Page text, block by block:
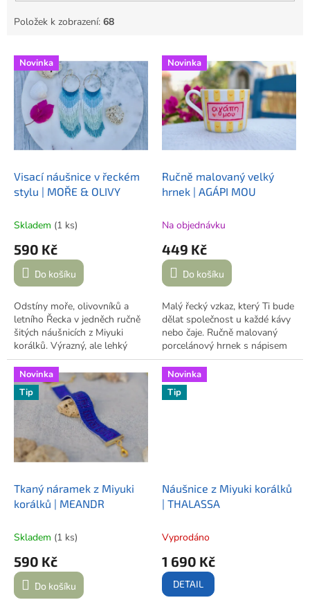
Položek k zobrazení: 68
V Novinka
Visací náušnice v řeckém
stylu | MOŘE & OLIVY
Skladem (1 ks)
590 Kč
Do košíku
Odstíny moře, olivovníků a
letního Řecka v jedněch ručně
šitých náušnicích z Miyuki
korálků. Výrazný, ale lehký
šperk pro všechny, kteří mají
své malé Řecko stále uvnitř.
Novinka
Ručně malovaný velký
hrnek | AGÁPI MOU
Na objednávku
449 Kč
Do košíku
Malý řecký vzkaz, který Ti bude
dělat společnost u každé kávy
nebo čaje. Ručně malovaný
porcelánový hrnek s nápisem
Agápi mou–lásko moje.
Novinka
Tip
Tkaný náramek z Miyuki
korálků | MEANDR
Skladem (1 ks)
590 Kč
Do košíku
Novinka
Tip
Náušnice z Miyuki korálků
| THALASSA
Vyprodáno
1 690 Kč
DETAIL